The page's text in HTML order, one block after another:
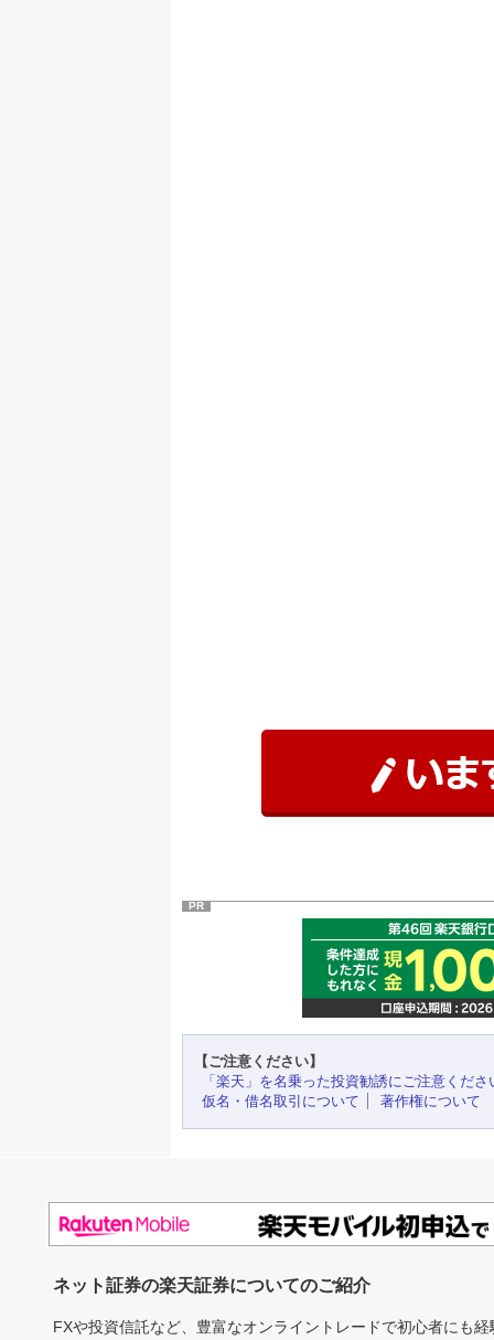
PR
【ご注意ください】
「楽天」を名乗った投資勧誘にご注意くださ
仮名・借名取引について
著作権について
ネット証券の楽天証券についてのご紹介
FXや投資信託など、豊富なオンライントレードで初心者にも